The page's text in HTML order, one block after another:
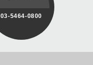
03-5464-0800